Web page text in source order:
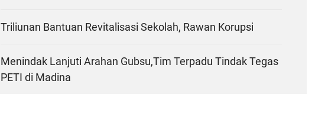
Triliunan Bantuan Revitalisasi Sekolah, Rawan Korupsi
Menindak Lanjuti Arahan Gubsu,Tim Terpadu Tindak Tegas
PETI di Madina